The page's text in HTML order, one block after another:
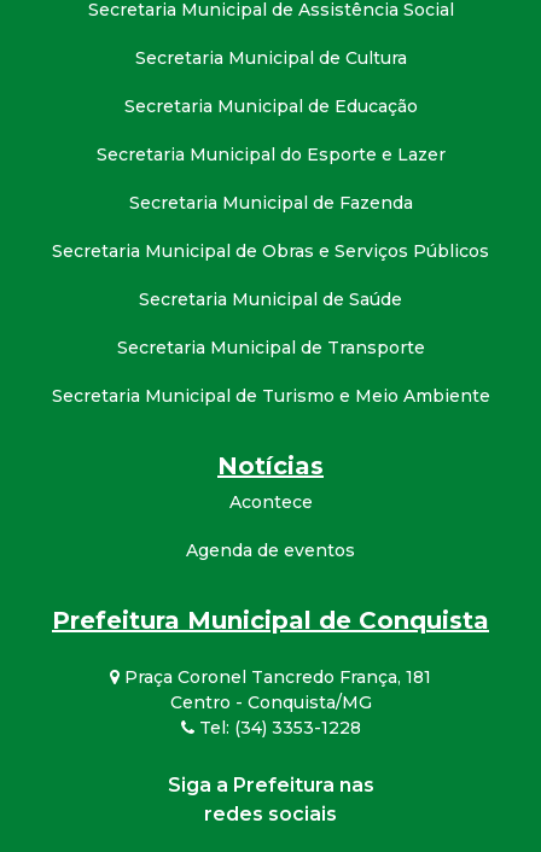
Secretaria Municipal de Assistência Social
Secretaria Municipal de Cultura
Secretaria Municipal de Educação
Secretaria Municipal do Esporte e Lazer
Secretaria Municipal de Fazenda
Secretaria Municipal de Obras e Serviços Públicos
Secretaria Municipal de Saúde
Secretaria Municipal de Transporte
Secretaria Municipal de Turismo e Meio Ambiente
Notícias
Acontece
Agenda de eventos
Prefeitura Municipal de Conquista
Praça Coronel Tancredo França, 181
Centro - Conquista/MG
Tel: (34) 3353-1228
Siga a Prefeitura nas
redes sociais